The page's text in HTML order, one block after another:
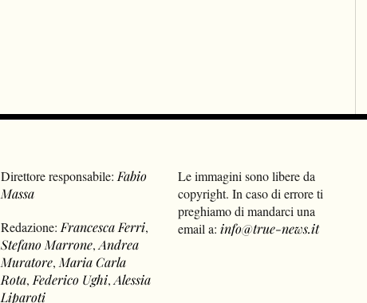
Direttore responsabile: Fabio
Massa
Redazione: Francesca Ferri,
Stefano Marrone,Andrea
Muratore, Maria Carla
Rota, Federico Ughi,Alessia
Liparoti
Le immagini sono libere da
copyright. In caso di errore ti
preghiamo di mandarci una
email a: info@true-news.it